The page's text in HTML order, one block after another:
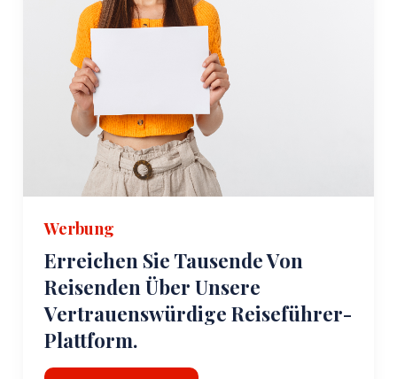
Werbung
Erreichen Sie Tausende Von
Reisenden Über Unsere
Vertrauenswürdige Reiseführer-
Plattform.